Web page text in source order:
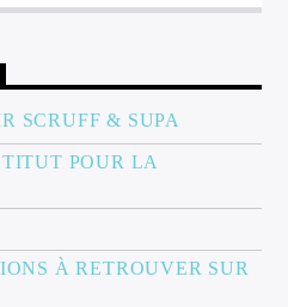
SCRUFF & SUPA
POUR LA
À RETROUVER SUR